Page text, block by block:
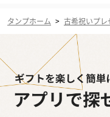
タンプホーム > 古希祝いプレ